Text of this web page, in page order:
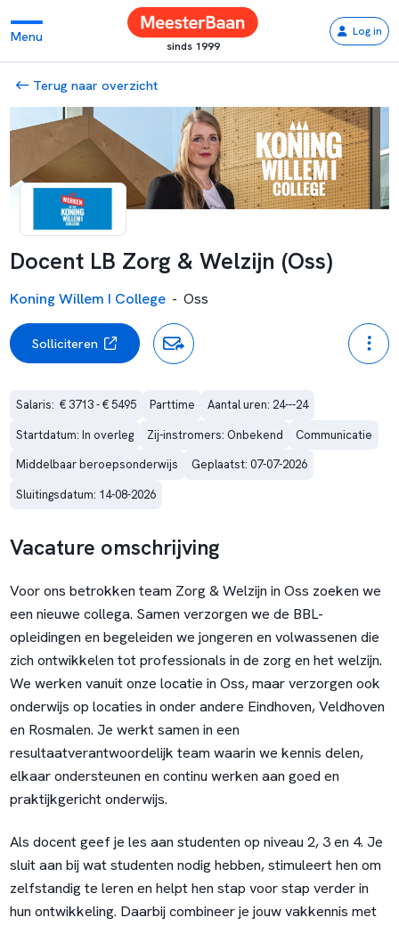
Menu
sinds 1999
Log in
Terug naar overzicht
Docent LB Zorg & Welzijn (Oss)
Koning Willem I College - Oss
Solliciteren
Salaris:  € 3713 - € 5495 Parttime
Aantal uren: 24---24
Startdatum: In overleg
Zij-instromers: Onbekend
Communicatie
Middelbaar beroepsonderwijs
Geplaatst: 07-07-2026
Sluitingsdatum: 14-08-2026
Vacature omschrijving
Voor ons betrokken team Zorg & Welzijn in Oss zoeken we
een nieuwe collega. Samen verzorgen we de BBL-
opleidingen en begeleiden we jongeren en volwassenen die
zich ontwikkelen tot professionals in de zorg en het welzijn.
We werken vanuit onze locatie in Oss, maar verzorgen ook
onderwijs op locaties in onder andere Eindhoven, Veldhoven
en Rosmalen. Je werkt samen in een
resultaatverantwoordelijk team waarin we kennis delen,
elkaar ondersteunen en continu werken aan goed en
praktijkgericht onderwijs.
Als docent geef je les aan studenten op niveau 2, 3 en 4. Je
sluit aan bij wat studenten nodig hebben, stimuleert hen om
zelfstandig te leren en helpt hen stap voor stap verder in
hun ontwikkeling. Daarbij combineer je jouw vakkennis met